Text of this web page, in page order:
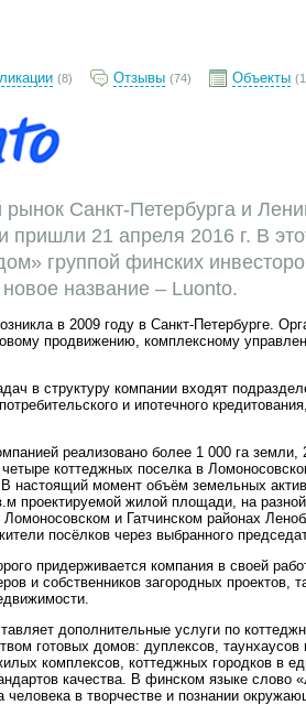
(8) Отзывы (74) Объекты
Санкт-Петербурга и
пришли 21 апреля 2016 г. В
группой финских
название – Luonto.
в 2009 году в Санкт-Петербурге.
продвижению, комплексному
в структуру компании входят
и ипотечного
реализовано более 1 000 га земли,
коттеджных поселка в
настоящий момент объём земельных
проектируемой жилой площади, на
и Гатчинском районах
посёлков через выбранного
придерживается компания в своей
и собственников загородных проектов,
дополнительные услуги по
готовых домов: дуплексов,
комплексов, коттеджных городков в
качества. В финском языке слово
в творчестве и познании